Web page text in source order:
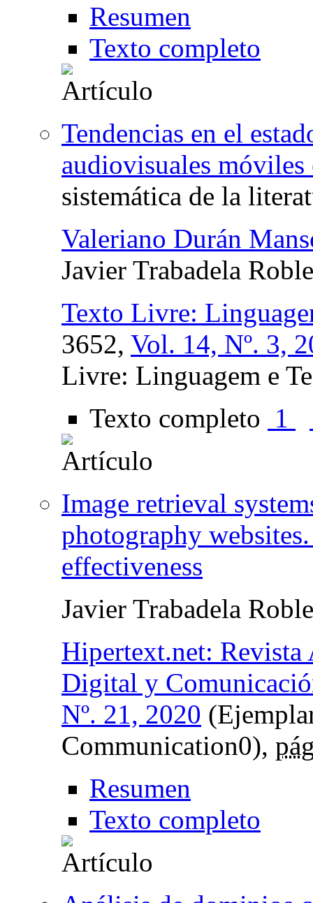
Resumen
Texto completo
Tendencias en el
audiovisuales
sistemática de la
Valeriano Durán
Javier Trabadela
Texto Livre:
3652, Vol. 14, Nº. 3,
Livre: Linguagem e
Texto completo 1
Image retrieval
photography
effectiveness
Javier Trabadela
Hipertext.net: Revista
Digital y
Nº. 21, 2020
Communication0),
Resumen
Texto completo